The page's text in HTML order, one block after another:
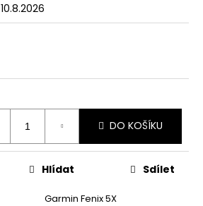
10.8.2026
DO KOŠÍKU
Garmin Fenix 5X
Hlídat Sdílet